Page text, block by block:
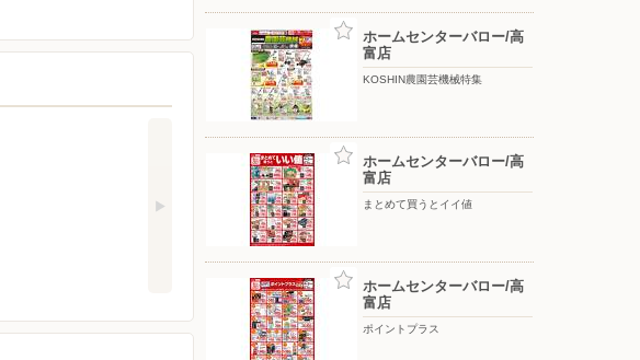
ホームセンターバロー/高
富店
KOSHIN農園芸機械特集
ホームセンターバロー/高
富店
まとめて買うとイイ値
ホームセンターバロー/高
富店
ポイントプラス